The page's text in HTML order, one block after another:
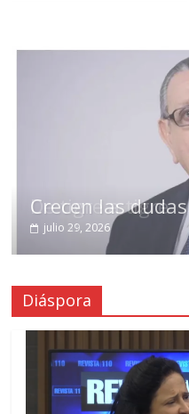
De tigre a tigre
julio 31, 2026
Crecen las dudas
julio 29, 2026
Diáspora